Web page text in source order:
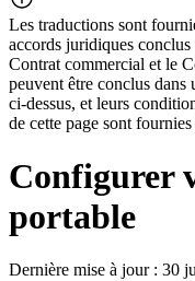
Les traductions sont
accords juridiques
Contrat commercial et le
peuvent être conclus dans
ci-dessus, et leurs
de cette page sont fournies
Configurer
portable
Dernière mise à jour : 30